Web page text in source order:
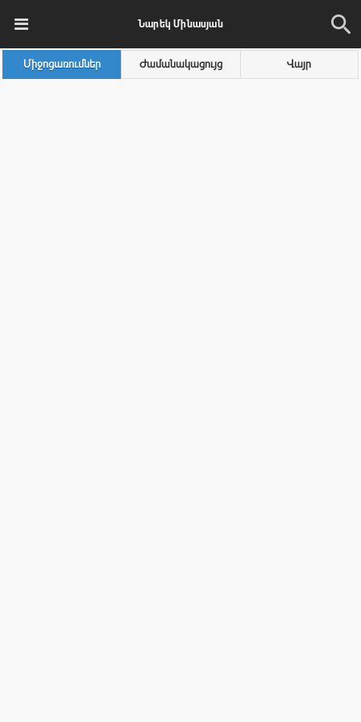
Նարեկ Մինասյան
Միջոցառումներ Ժամանակացույց Վայր